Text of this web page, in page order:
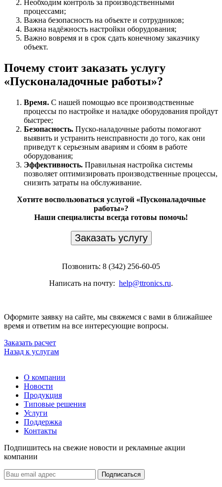
Необходим контроль за производственными
процессами;
Важна безопасность на объекте и сотрудников;
Важна надёжность настройки оборудования;
Важно вовремя и в срок сдать конечному заказчику
объект.
Почему стоит заказать услугу
«Пусконаладочные работы»?
Время. С нашей помощью все производственные
процессы по настройке и наладке оборудования пройдут
быстрее;
Безопасность. Пуско-наладочные работы помогают
выявить и устранить неисправности до того, как они
приведут к серьезным авариям и сбоям в работе
оборудования;
Эффективность. Правильная настройка системы
позволяет оптимизировать производственные процессы,
снизить затраты на обслуживание.
Хотите воспользоваться услугой «Пусконаладочные
работы»?
Наши специалисты всегда готовы помочь!
Заказать услугу
Позвонить: 8 (342) 256-60-05
Написать на почту: help@ttronics.ru.
Оформите заявку на сайте, мы свяжемся с вами в ближайшее
время и ответим на все интересующие вопросы.
Заказать расчет
Назад к услугам
О компании
Новости
Продукция
Типовые решения
Услуги
Поддержка
Контакты
Подпишитесь на свежие новости и рекламные акции
компании
Подписаться